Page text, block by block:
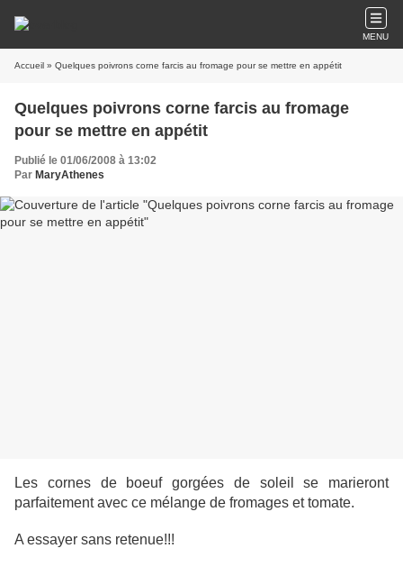
MENU
Accueil » Quelques poivrons corne farcis au fromage pour se mettre en appétit
Quelques poivrons corne farcis au fromage
pour se mettre en appétit
Publié le 01/06/2008 à 13:02
Par MaryAthenes
Les cornes de boeuf gorgées de soleil se marieront
parfaitement avec ce mélange de fromages et tomate.
A essayer sans retenue!!!